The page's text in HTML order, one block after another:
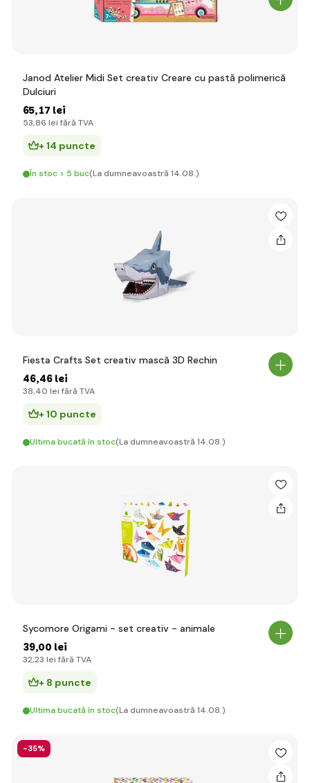
Janod Atelier Midi Set creativ Creare cu pastă polimerică
Dulciuri
65,17 lei
53,86 lei fără TVA
+ 14 puncte
În stoc > 5 buc(La dumneavoastră 14.08.)
Fiesta Crafts Set creativ mască 3D Rechin
46,46 lei
38,40 lei fără TVA
+ 10 puncte
Ultima bucată în stoc(La dumneavoastră 14.08.)
Sycomore Origami - set creativ - animale
39,00 lei
32,23 lei fără TVA
+ 8 puncte
Ultima bucată în stoc(La dumneavoastră 14.08.)
-35%